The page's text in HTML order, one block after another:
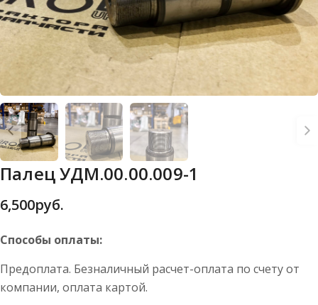
Палец УДМ.00.00.009-1
6,500руб.
Способы оплаты:
Предоплата. Безналичный расчет-оплата по счету от
компании, оплата картой.